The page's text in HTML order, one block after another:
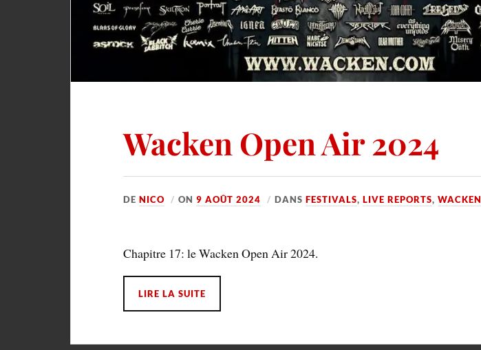
Wacken Open Air 2024
DENICO ON9 AOÛT 2024 DANSFESTIVALS,LIVE REPORTS,WACKEN
Chapitre 17: le Wacken Open Air 2024.
LIRE LA SUITE